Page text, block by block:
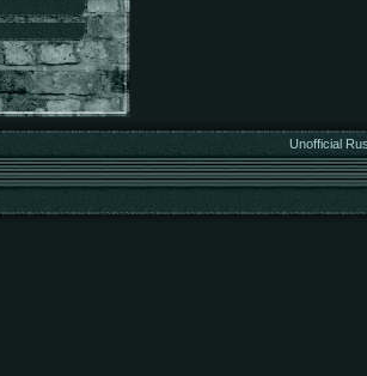
Unofficial